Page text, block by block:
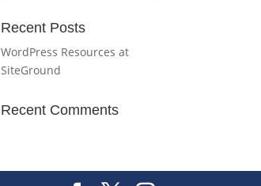
Recent Posts
WordPress Resources at
SiteGround
Recent Comments